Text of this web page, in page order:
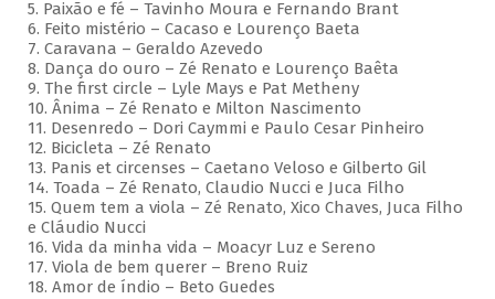
5. Paixão e fé – Tavinho Moura e Fernando Brant
6. Feito mistério – Cacaso e Lourenço Baeta
7. Caravana – Geraldo Azevedo
8. Dança do ouro – Zé Renato e Lourenço Baêta
9. The first circle – Lyle Mays e Pat Metheny
10. Ânima – Zé Renato e Milton Nascimento
11. Desenredo – Dori Caymmi e Paulo Cesar Pinheiro
12. Bicicleta – Zé Renato
13. Panis et circenses – Caetano Veloso e Gilberto Gil
14. Toada – Zé Renato, Claudio Nucci e Juca Filho
15. Quem tem a viola – Zé Renato, Xico Chaves, Juca Filho
e Cláudio Nucci
16. Vida da minha vida – Moacyr Luz e Sereno
17. Viola de bem querer – Breno Ruiz
18. Amor de índio – Beto Guedes